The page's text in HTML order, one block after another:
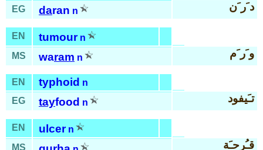
EG daran n د َر َن
EN tumour n
MS
waram n و َر َم
EN typhoid n
EG
tayfood n تـَيفود
EN ulcer n
MS
قـُرحـَة